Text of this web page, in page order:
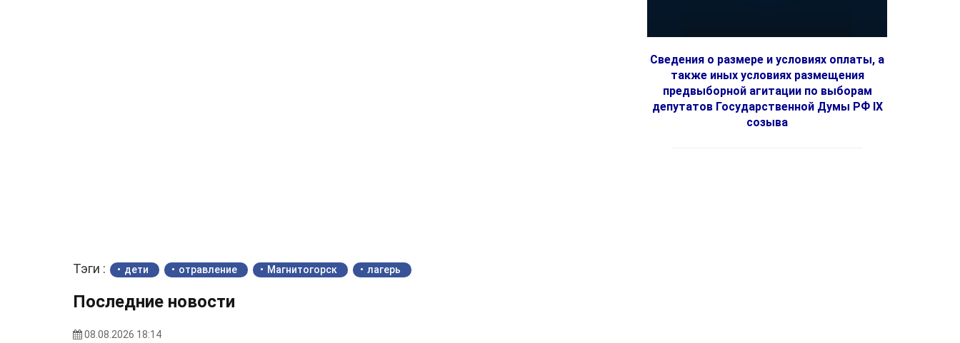
Тэги : дети отравление Магнитогорск лагерь
Последние новости
08.08.2026 18:14
Сведения о размере и условиях оплаты, а
также иных условиях размещения
предвыборной агитации по выборам
депутатов Государственной Думы РФ IX
созыва